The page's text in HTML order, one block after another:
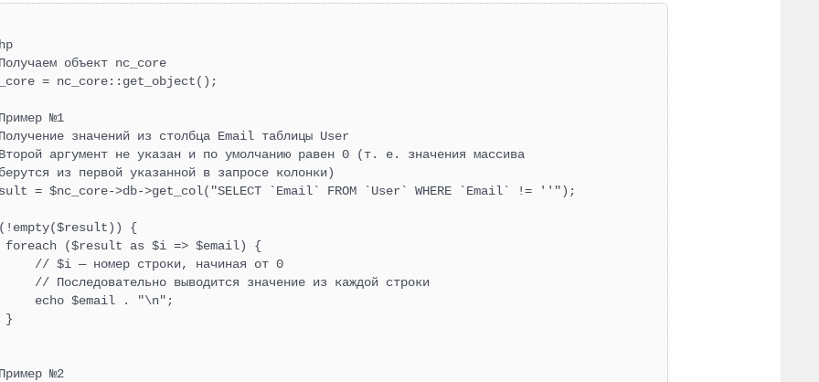
импорт CSV
системы
по базе
сборка страниц
агрегатор
инфоблок
компоненты
импорт компонентов
API
«Блог и сообщество»
«Кэширование»
«Маршрутизация»
«Счета и акты»
«Комментарии»
nc_Input extends nc_System
nc_Lang extends nc_System
nc_Modules extends nc_System
nc_Url extends nc_System
nc_Utf8 extends nc_System
nc_Page extends nc_System
объект nc_core
= nc_core::get_object();
№1
значений из столбца Email таблицы User
аргумент не указан и по умолчанию равен 0 (т. е. значения массива
из первой указанной в запросе колонки)
= $nc_core->db->get_col("SELECT `Email` FROM `User` WHERE `Email` != ''");
{
foreach ($result as $i => $email) {
// $i — номер строки, начиная от 0
// Последовательно выводится значение из каждой строки
echo $email . "\n";
}
№2